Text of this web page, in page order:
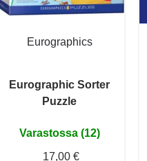
Eurographics
Eurographic Sorter
Puzzle
Varastossa (12)
17,00 €